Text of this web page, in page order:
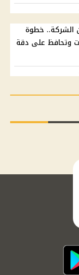
الشركة.. خطوة
وتحافظ على دقة